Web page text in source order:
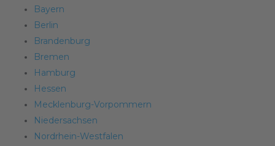
Bayern
Berlin
Brandenburg
Bremen
Hamburg
Hessen
Mecklenburg-Vorpommern
Niedersachsen
Nordrhein-Westfalen